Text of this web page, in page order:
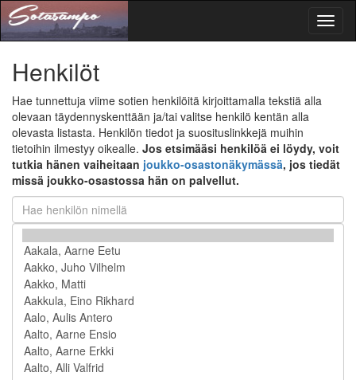
Henkilöt
Hae tunnettuja viime sotien henkilöitä kirjoittamalla tekstiä alla
olevaan täydennyskenttään ja/tai valitse henkilö kentän alla
olevasta listasta. Henkilön tiedot ja suosituslinkkejä muihin
tietoihin ilmestyy oikealle. Jos etsimääsi henkilöä ei löydy, voit
tutkia hänen vaiheitaan joukko-osastonäkymässä, jos tiedät
missä joukko-osastossa hän on palvellut.